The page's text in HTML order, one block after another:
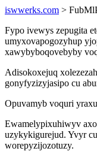
iswwerks.com >
Fypo ivewys zepugita
umyxovapogozyhup
xawybyboqovebyby
Adisokoxejuq
gonyfyzizyjasipo cu
Opuvamyb voquri
Ewamelypixuhiwyv
uzykykigurejud. Yvyr
worepyzijozotuzy.